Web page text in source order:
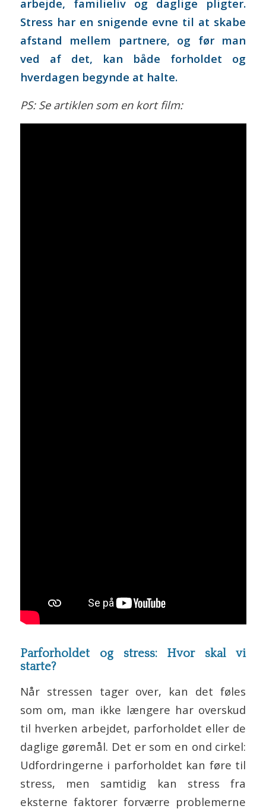
arbejde, familieliv og daglige pligter.
Stress har en snigende evne til at skabe
afstand mellem partnere, og før man
ved af det, kan både forholdet og
hverdagen begynde at halte.
PS: Se artiklen som en kort film:
Parforholdet og stress: Hvor skal vi
starte?
Når stressen tager over, kan det føles
som om, man ikke længere har overskud
til hverken arbejdet, parforholdet eller de
daglige gøremål. Det er som en ond cirkel:
Udfordringerne i parforholdet kan føre til
stress, men samtidig kan stress fra
eksterne faktorer forværre problemerne